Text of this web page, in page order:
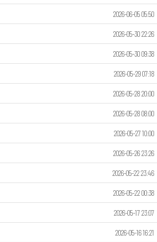
2026-06-05 05:50
2026-05-30 22:26
2026-05-30 09:38
2026-05-29 07:18
2026-05-28 20:00
2026-05-28 08:00
2026-05-27 10:00
2026-05-26 23:26
2026-05-22 23:46
2026-05-22 00:38
2026-05-17 23:07
2026-05-16 16:21